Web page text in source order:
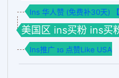
Ins 华人赞 (免费补30天)
美国区 ins买粉 ins买
Ins推广 ɪɢ 点赞Like USA